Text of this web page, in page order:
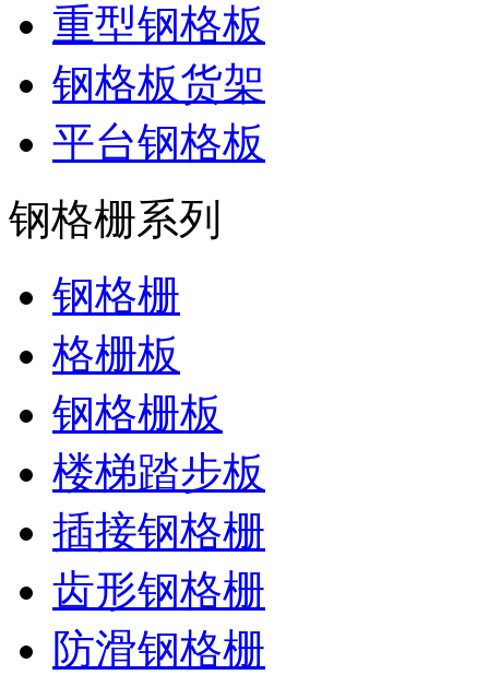
重型钢格板
钢格板货架
平台钢格板
钢格栅系列
钢格栅
格栅板
钢格栅板
楼梯踏步板
插接钢格栅
齿形钢格栅
防滑钢格栅